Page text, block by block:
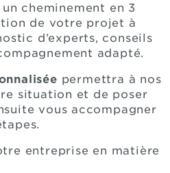
cheminement en 3
de votre projet à
d’experts, conseils
adapté.
permettra à nos
situation et de poser
vous accompagner
entreprise en matière